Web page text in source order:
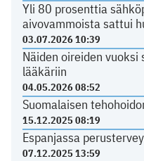
Yli 80 prosenttia
aivovammoista sattui
03.07.2026 10:39
Näiden oireiden
lääkäriin
04.05.2026 08:52
Suomalaisen
15.12.2025 08:19
Espanjassa
07.12.2025 13:59